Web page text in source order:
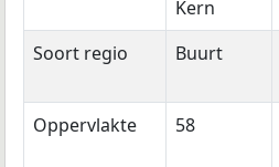
Kern
Soort regio Buurt
Oppervlakte 58